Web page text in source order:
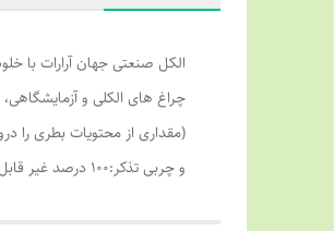
و چربی تذکر:100 درصد غیر قابل شرب و سمی است.